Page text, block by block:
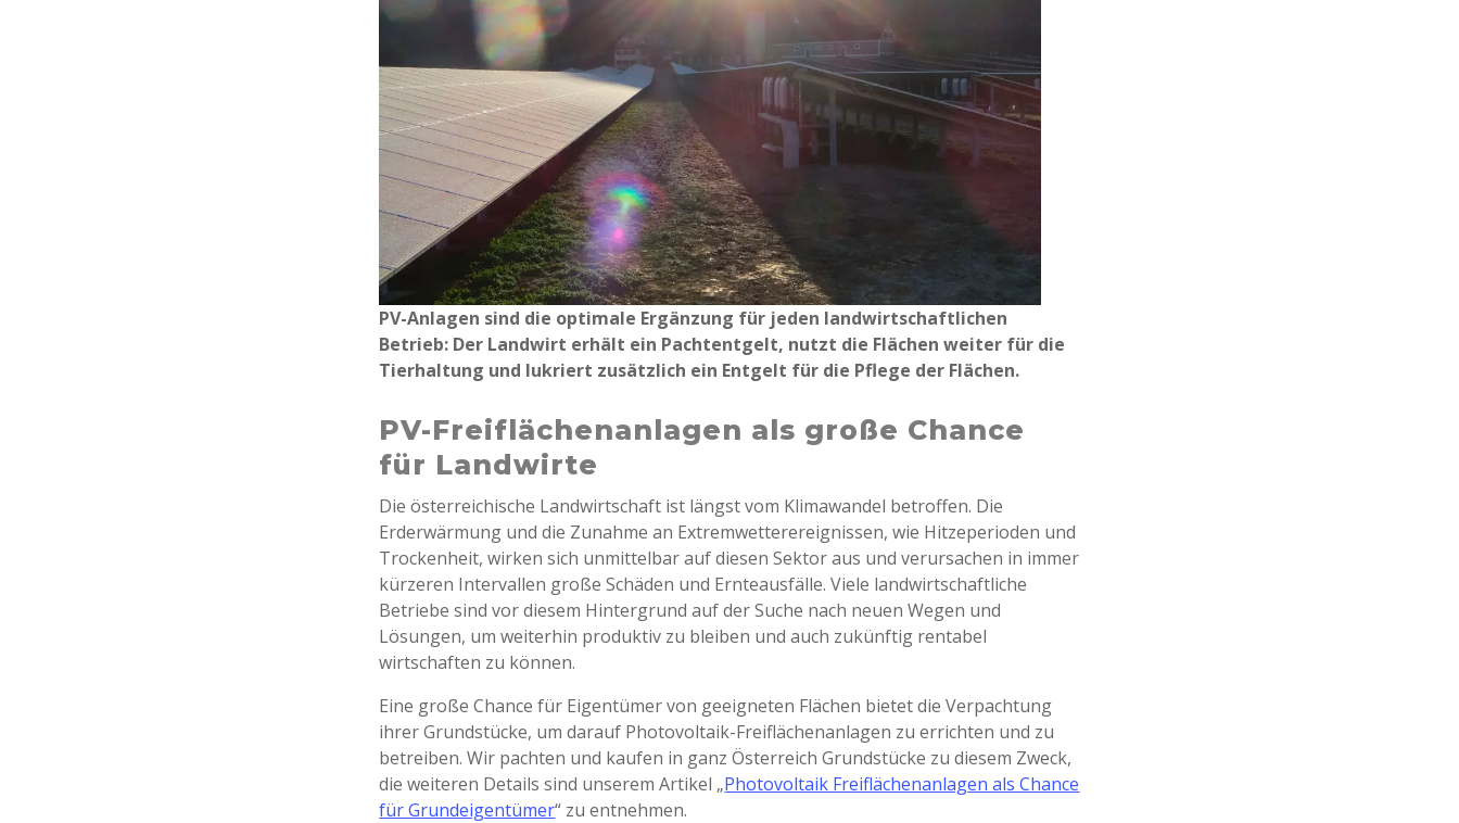
PV-Anlagen sind die optimale Ergänzung für jeden landwirtschaftlichen
Betrieb: Der Landwirt erhält ein Pachtentgelt, nutzt die Flächen weiter für die
Tierhaltung und lukriert zusätzlich ein Entgelt für die Pflege der Flächen.
PV-Freiflächenanlagen als große Chance
für Landwirte
Die österreichische Landwirtschaft ist längst vom Klimawandel betroffen. Die
Erderwärmung und die Zunahme an Extremwetterereignissen, wie Hitzeperioden und
Trockenheit, wirken sich unmittelbar auf diesen Sektor aus und verursachen in immer
kürzeren Intervallen große Schäden und Ernteausfälle. Viele landwirtschaftliche
Betriebe sind vor diesem Hintergrund auf der Suche nach neuen Wegen und
Lösungen, um weiterhin produktiv zu bleiben und auch zukünftig rentabel
wirtschaften zu können.
Eine große Chance für Eigentümer von geeigneten Flächen bietet die Verpachtung
ihrer Grundstücke, um darauf Photovoltaik-Freiflächenanlagen zu errichten und zu
betreiben. Wir pachten und kaufen in ganz Österreich Grundstücke zu diesem Zweck,
die weiteren Details sind unserem Artikel „Photovoltaik Freiflächenanlagen als Chance
für Grundeigentümer“ zu entnehmen.